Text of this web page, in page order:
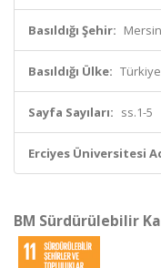
Basıldığı Şehir: Mersin
Basıldığı Ülke: Türkiye
Sayfa Sayıları: ss.1-5
Erciyes Üniversitesi
BM Sürdürülebilir